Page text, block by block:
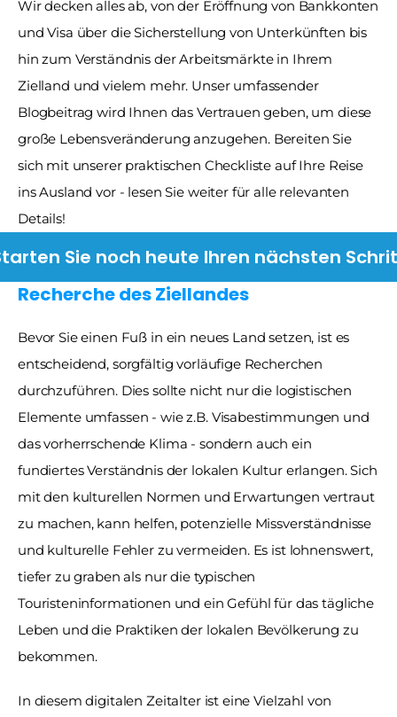
Wir decken alles ab, von der Eröffnung von Bankkonten
und Visa über die Sicherstellung von Unterkünften bis
hin zum Verständnis der Arbeitsmärkte in Ihrem
Zielland und vielem mehr. Unser umfassender
Blogbeitrag wird Ihnen das Vertrauen geben, um diese
große Lebensveränderung anzugehen. Bereiten Sie
sich mit unserer praktischen Checkliste auf Ihre Reise
ins Ausland vor - lesen Sie weiter für alle relevanten
Details!
Sie noch heute Ihren nächsten
Recherche des Ziellandes
Bevor Sie einen Fuß in ein neues Land setzen, ist es
entscheidend, sorgfältig vorläufige Recherchen
durchzuführen. Dies sollte nicht nur die logistischen
Elemente umfassen - wie z.B. Visabestimmungen und
das vorherrschende Klima - sondern auch ein
fundiertes Verständnis der lokalen Kultur erlangen. Sich
mit den kulturellen Normen und Erwartungen vertraut
zu machen, kann helfen, potenzielle Missverständnisse
und kulturelle Fehler zu vermeiden. Es ist lohnenswert,
tiefer zu graben als nur die typischen
Touristeninformationen und ein Gefühl für das tägliche
Leben und die Praktiken der lokalen Bevölkerung zu
bekommen.
In diesem digitalen Zeitalter ist eine Vielzahl von